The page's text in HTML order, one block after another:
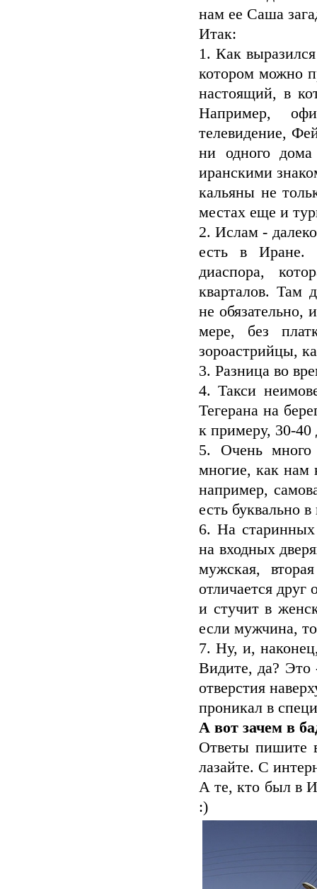
нам ее Саша
Итак:
1. Как
котором можно
настоящий, в
Например,
телевидение,
ни одного
иранскими
кальяны не
местах еще и
2. Ислам -
есть в Иране.
диаспора,
кварталов. Там
не обязательно,
мере, без
зороастрийцы,
3. Разница во
4. Такси
Тегерана на
к примеру, 30-40
5. Очень
многие, как нам
например,
есть буквально
6. На
на входных
мужская,
отличается
и стучит в
если мужчина,
7. Ну, и,
Видите, да? Это
отверстия
проникал в
А вот зачем в
Ответы пишите
лазайте. С
А те, кто был в
:)